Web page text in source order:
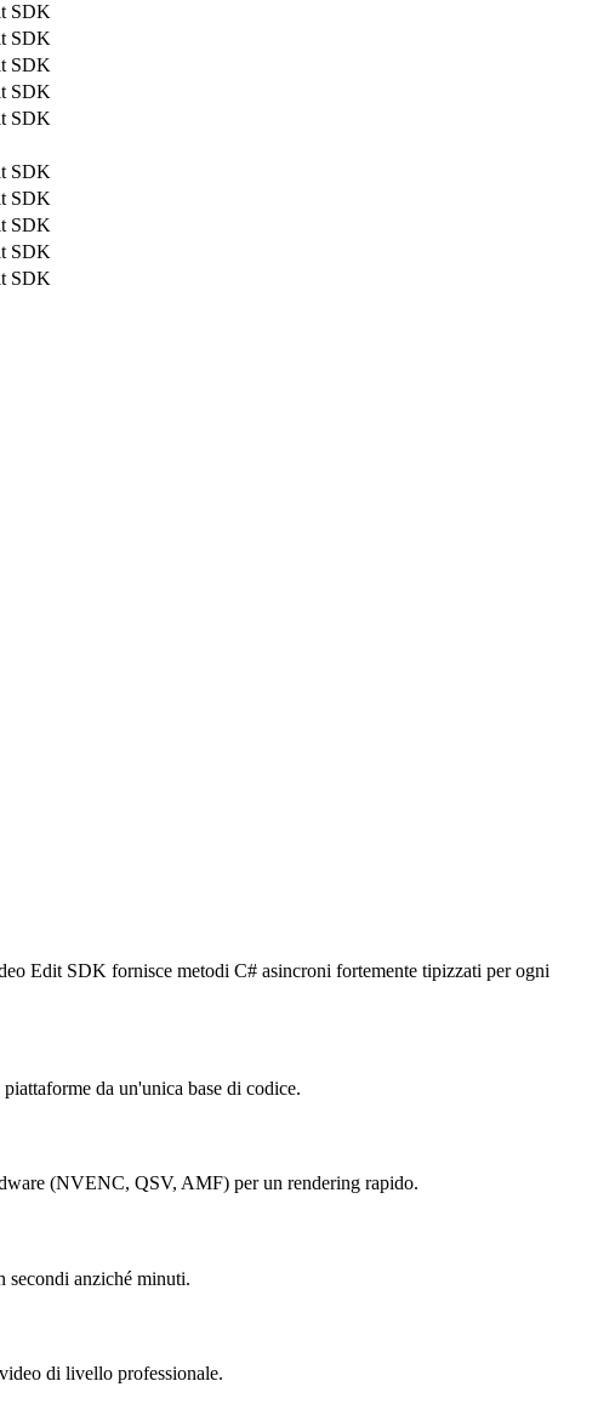
SDK
SDK
SDK
SDK
SDK
SDK
SDK
SDK
SDK
SDK
Edit SDK fornisce metodi C# asincroni fortemente tipizzati per ogni
da un'unica base di codice.
(NVENC, QSV, AMF) per un rendering rapido.
secondi anziché minuti.
di livello professionale.